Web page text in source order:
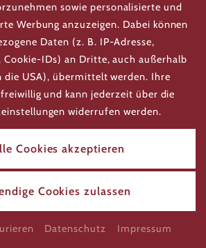
sowie personalisierte und
Werbung anzuzeigen. Dabei können
Daten (z. B. IP-Adresse,
Cookie-IDs) an Dritte, auch außerhalb
die USA), übermittelt werden. Ihre
und kann jederzeit über die
widerrufen werden.
Cookies akzeptieren
Cookies zulassen
Datenschutz Impressum
DETAILS
ANFRAGEN
BUCHEN